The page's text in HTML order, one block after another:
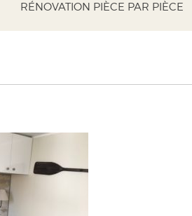
RÉNOVATION PIÈCE PAR PIÈCE